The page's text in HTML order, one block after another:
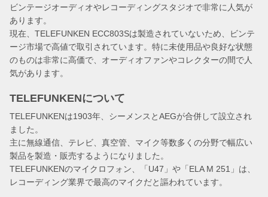
ビンテージオーディオやレコーディングスタジオで非常に人気が
あります。
現在、TELEFUNKEN ECC803Sは製造されていないため、ビンテ
ージ市場で高値で取引されています。特に未使用品や良好な状態
のものは非常に高価で、オーディオファンやコレクターの間で人
気があります。
TELEFUNKENについて
TELEFUNKENは1903年、シーメンスとAEGが合併して設立され
ました。
主に無線通信、テレビ、真空管、マイク等数多くの分野で幅広い
製品を製造・販売するようになりました。
TELEFUNKENのマイクロフォン、「U47」や「ELA M 251」は、
レコーディング業界で最高のマイクだと謳われています。